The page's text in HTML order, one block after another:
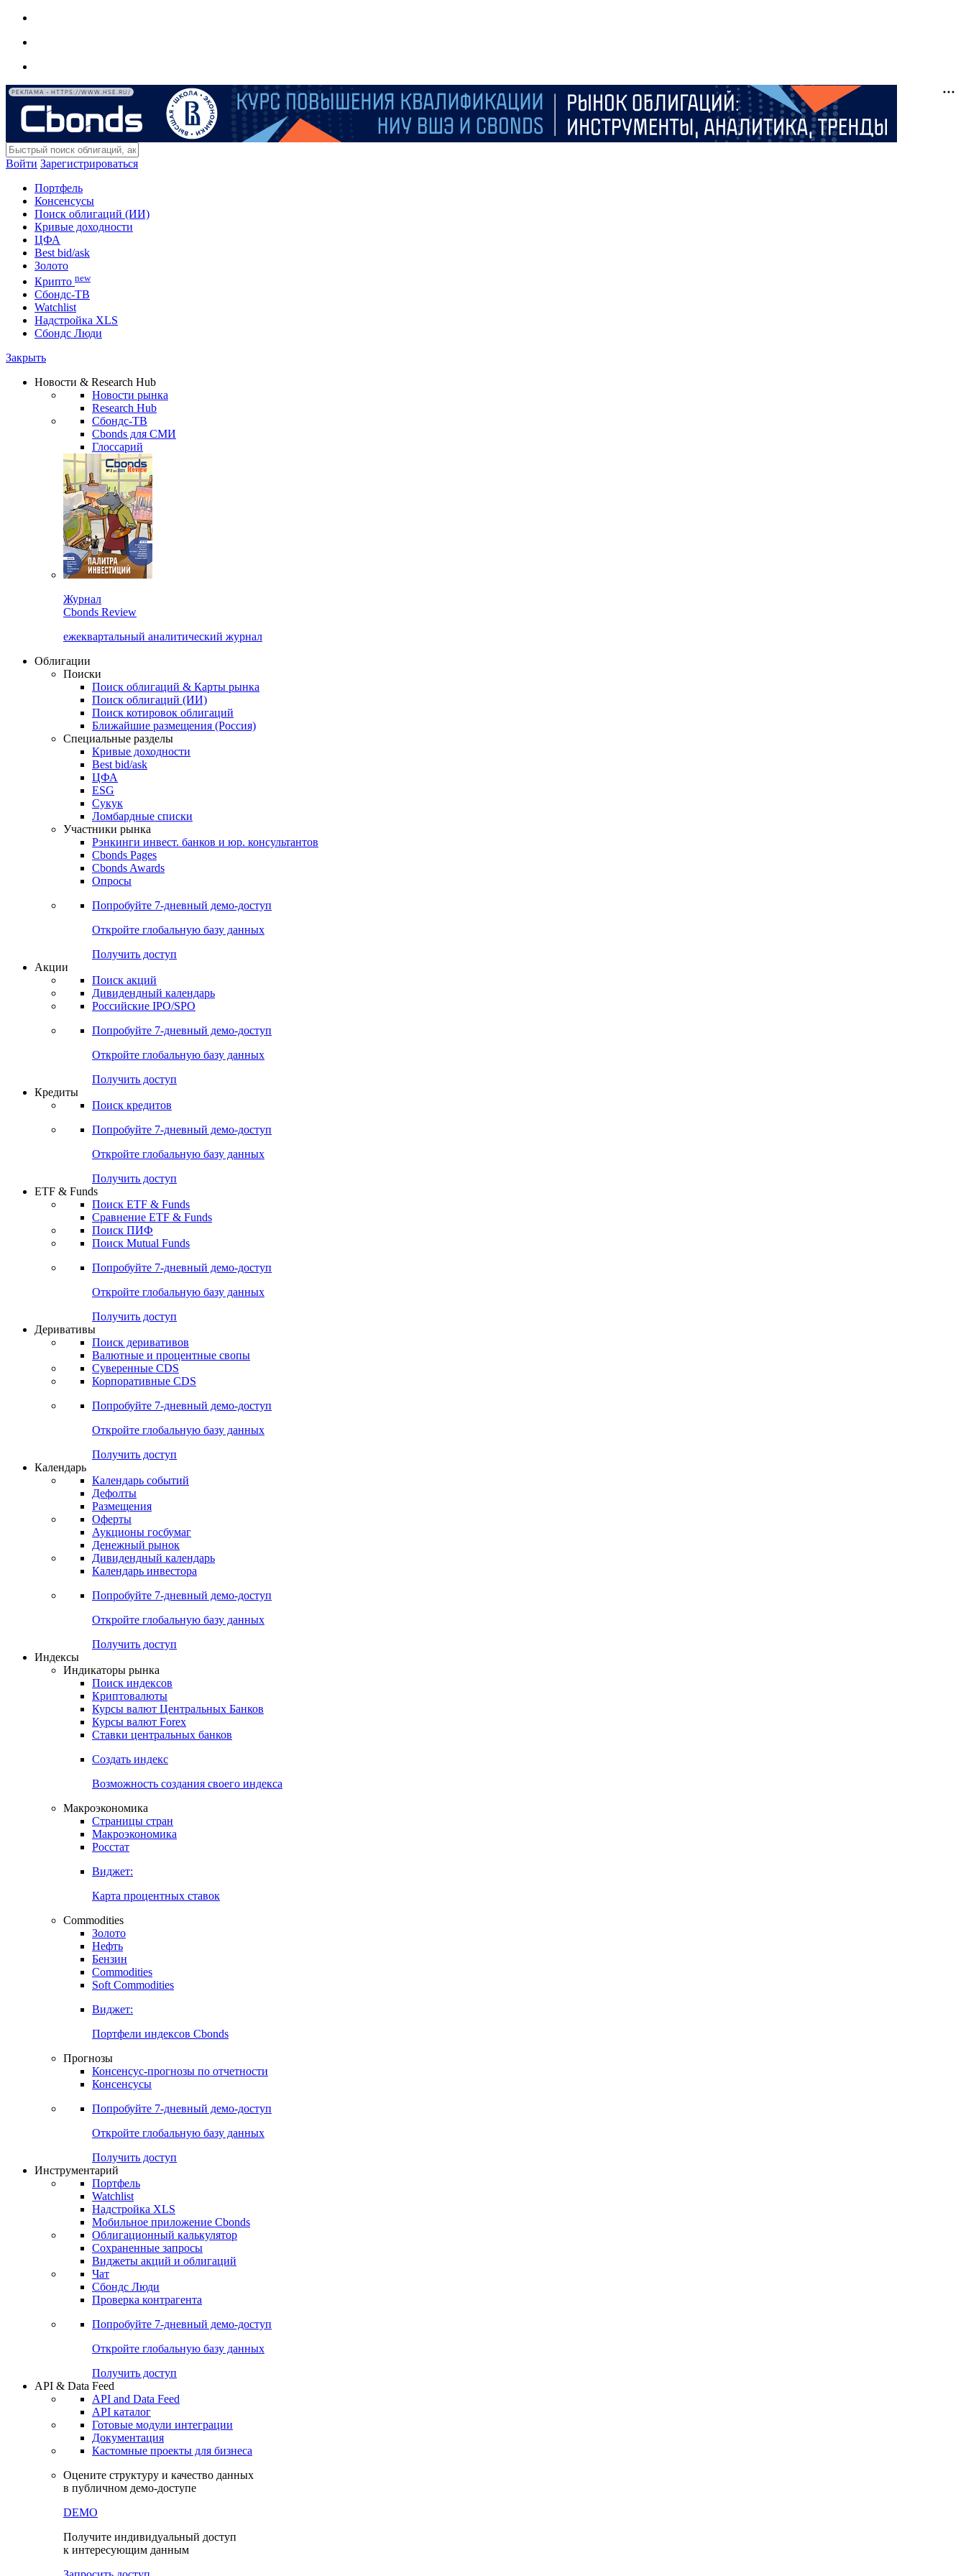
РЕКЛАМА • HTTPS://WWW.HSE.RU/
Войти Зарегистрироваться
Портфель
Консенсусы
Поиск облигаций (ИИ)
Кривые доходности
ЦФА
Best bid/ask
Золото
Крипто new
Сбондс-ТВ
Watchlist
Надстройка XLS
Сбондс Люди
Закрыть
Новости & Research Hub
Новости рынка
Research Hub
Сбондс-ТВ
Cbonds для СМИ
Глоссарий
Журнал
Cbonds Review
ежеквартальный аналитический журнал
Облигации
Поиски
Поиск облигаций & Карты рынка
Поиск облигаций (ИИ)
Поиск котировок облигаций
Ближайшие размещения (Россия)
Специальные разделы
Кривые доходности
Best bid/ask
ЦФА
ESG
Сукук
Ломбардные списки
Участники рынка
Рэнкинги инвест. банков и юр. консультантов
Cbonds Pages
Cbonds Awards
Опросы
Попробуйте 7-дневный демо-доступ
Откройте глобальную базу данных
Получить доступ
Акции
Поиск акций
Дивидендный календарь
Российские IPO/SPO
Попробуйте 7-дневный демо-доступ
Откройте глобальную базу данных
Получить доступ
Кредиты
Поиск кредитов
Попробуйте 7-дневный демо-доступ
Откройте глобальную базу данных
Получить доступ
ETF & Funds
Поиск ETF & Funds
Сравнение ETF & Funds
Поиск ПИФ
Поиск Mutual Funds
Попробуйте 7-дневный демо-доступ
Откройте глобальную базу данных
Получить доступ
Деривативы
Поиск деривативов
Валютные и процентные свопы
Суверенные CDS
Корпоративные CDS
Попробуйте 7-дневный демо-доступ
Откройте глобальную базу данных
Получить доступ
Календарь
Календарь событий
Дефолты
Размещения
Оферты
Аукционы госбумаг
Денежный рынок
Дивидендный календарь
Календарь инвестора
Попробуйте 7-дневный демо-доступ
Откройте глобальную базу данных
Получить доступ
Индексы
Индикаторы рынка
Поиск индексов
Криптовалюты
Курсы валют Центральных Банков
Курсы валют Forex
Ставки центральных банков
Создать индекс
Возможность создания своего индекса
Макроэкономика
Страницы стран
Макроэкономика
Росстат
Виджет:
Карта процентных ставок
Commodities
Золото
Нефть
Бензин
Commodities
Soft Commodities
Виджет:
Портфели индексов Cbonds
Прогнозы
Консенсус-прогнозы по отчетности
Консенсусы
Попробуйте 7-дневный демо-доступ
Откройте глобальную базу данных
Получить доступ
Инструментарий
Портфель
Watchlist
Надстройка XLS
Мобильное приложение Cbonds
Облигационный калькулятор
Сохраненные запросы
Виджеты акций и облигаций
Чат
Сбондс Люди
Проверка контрагента
Попробуйте 7-дневный демо-доступ
Откройте глобальную базу данных
Получить доступ
API & Data Feed
API and Data Feed
API каталог
Готовые модули интеграции
Документация
Кастомные проекты для бизнеса
Оцените структуру и качество данных
в публичном демо-доступе
DEMO
Получите индивидуальный доступ
к интересующим данным